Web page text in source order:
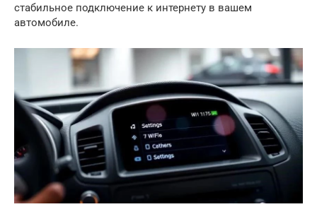
стабильное подключение к интернету в вашем
автомобиле.